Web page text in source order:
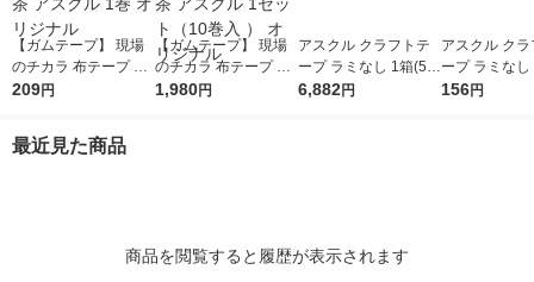
【ガムテープ】 現場
のチカラ 布テープ 0.2
0mm厚 幅50mm×長さ
209円
【ガムテープ】 現場
のチカラ 布テープ 0.2
0mm厚 幅50mm×長さ
1,980円
アスクル クラフトテ
ープ ラミなし 1箱(50
巻入) オリジナル
6,882円
アスクル ク
ープ ラミなし
リジナル
156円
最近見た商品
商品を閲覧すると履歴が表示されます